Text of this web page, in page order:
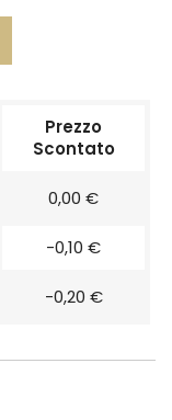
Prezzo
Scontato
0,00 €
-0,10 €
-0,20 €